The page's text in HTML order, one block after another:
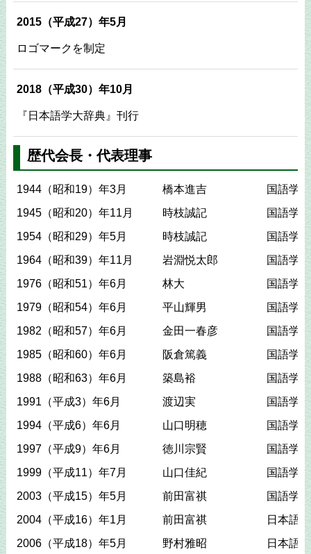
2015（平成27）年5月
ロゴマークを制定
2018（平成30）年10月
『日本語学大辞典』刊行
歴代会長・代表理事
1944（昭和19）年3月 橋本進吉
国語学
1945（昭和20）年11月
時枝誠記
国語学
1954（昭和29）年5月
時枝誠記
国語学
1964（昭和39）年11月
岩淵悦太郎
国語学
1976（昭和51）年6月
林大
国語学
1979（昭和54）年6月
平山輝男
国語学
1982（昭和57）年6月
金田一春彦
国語学
1985（昭和60）年6月
阪倉篤義
国語学
1988（昭和63）年6月
築島裕
国語学
1991（平成3）年6月
渡辺実
国語学
1994（平成6）年6月
山口明穂
国語学
1997（平成9）年6月
徳川宗賢
国語学
1999（平成11）年7月
山口佳紀
国語学
2003（平成15）年5月
前田富祺
国語学
2004（平成16）年1月
前田富祺
日本語
2006（平成18）年5月
野村雅昭 日本語